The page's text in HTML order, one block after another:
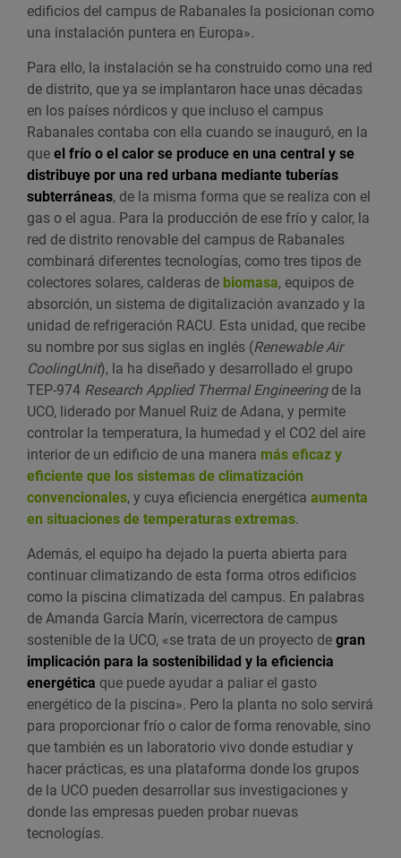
edificios del campus de Rabanales la posicionan como
una instalación puntera en Europa».
Para ello, la instalación se ha construido como una red
de distrito, que ya se implantaron hace unas décadas
en los países nórdicos y que incluso el campus
Rabanales contaba con ella cuando se inauguró, en la
que el frío o el calor se produce en una central y se
distribuye por una red urbana mediante tuberías
subterráneas, de la misma forma que se realiza con el
gas o el agua. Para la producción de ese frío y calor, la
red de distrito renovable del campus de Rabanales
combinará diferentes tecnologías, como tres tipos de
colectores solares, calderas de biomasa, equipos de
absorción, un sistema de digitalización avanzado y la
unidad de refrigeración RACU. Esta unidad, que recibe
su nombre por sus siglas en inglés (Renewable Air
CoolingUnit), la ha diseñado y desarrollado el grupo
TEP-974 Research Applied Thermal Engineeringde la
UCO, liderado por Manuel Ruiz de Adana, y permite
controlar la temperatura, la humedad y el CO2 del aire
interior de un edificio de una manera más eficaz y
eficiente que los sistemas de climatización
convencionales, y cuya eficiencia energética aumenta
en situaciones de temperaturas extremas.
Además, el equipo ha dejado la puerta abierta para
continuar climatizando de esta forma otros edificios
como la piscina climatizada del campus. En palabras
de Amanda García Marín, vicerrectora de campus
sostenible de la UCO, «se trata de un proyecto de gran
implicación para la sostenibilidad y la eficiencia
energética que puede ayudar a paliar el gasto
energético de la piscina». Pero la planta no solo servirá
para proporcionar frío o calor de forma renovable, sino
que también es un laboratorio vivo donde estudiar y
hacer prácticas, es una plataforma donde los grupos
de la UCO pueden desarrollar sus investigaciones y
donde las empresas pueden probar nuevas
tecnologías.